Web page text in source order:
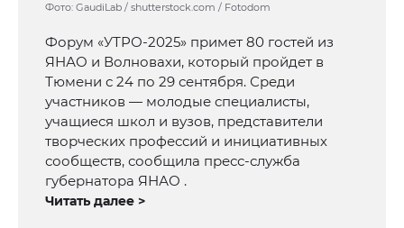
Фото: GaudiLab / shutterstock.com / Fotodom
Форум «УТРО-2025» примет 80 гостей из
ЯНАО и Волновахи, который пройдет в
Тюмени с 24 по 29 сентября. Среди
участников — молодые специалисты,
учащиеся школ и вузов, представители
творческих профессий и инициативных
сообществ, сообщила пресс-служба
губернатора ЯНАО .
Читать далее >